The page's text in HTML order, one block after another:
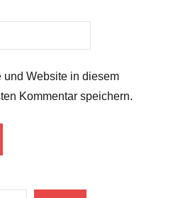
und Website in diesem
Kommentar speichern.